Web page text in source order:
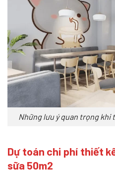
Những lưu ý quan trọng khi
Dự toán chi phí thiết
sữa 50m2